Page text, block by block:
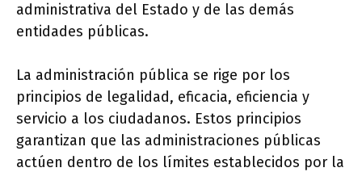
administrativa del Estado y de las demás
entidades públicas.
La administración pública se rige por los
principios de legalidad, eficacia, eficiencia y
servicio a los ciudadanos. Estos principios
garantizan que las administraciones públicas
actúen dentro de los límites establecidos por la